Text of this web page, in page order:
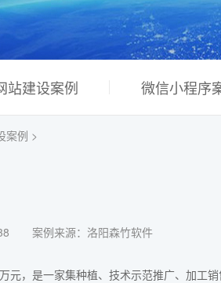
站建设案例 微信小程序
案例 >
案例来源：洛阳森竹软件
元，是一家集种植、技术示范推广、加工